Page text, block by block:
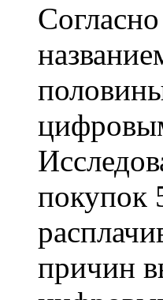
покупок
причин